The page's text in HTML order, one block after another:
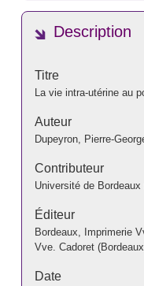
Description
Titre
La vie intra-utérine au
Auteur
Dupeyron, Pierre-
Contributeur
Université de
Éditeur
Bordeaux, Imprimerie
Vve. Cadoret
Date